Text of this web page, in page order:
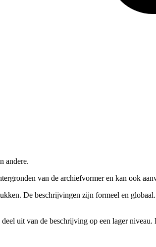
andere.
van de archiefvormer en kan ook
De beschrijvingen zijn formeel en
uit van de beschrijving op een lager